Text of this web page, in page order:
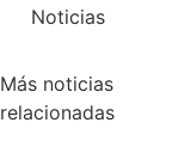
Noticias
Más noticias
relacionadas